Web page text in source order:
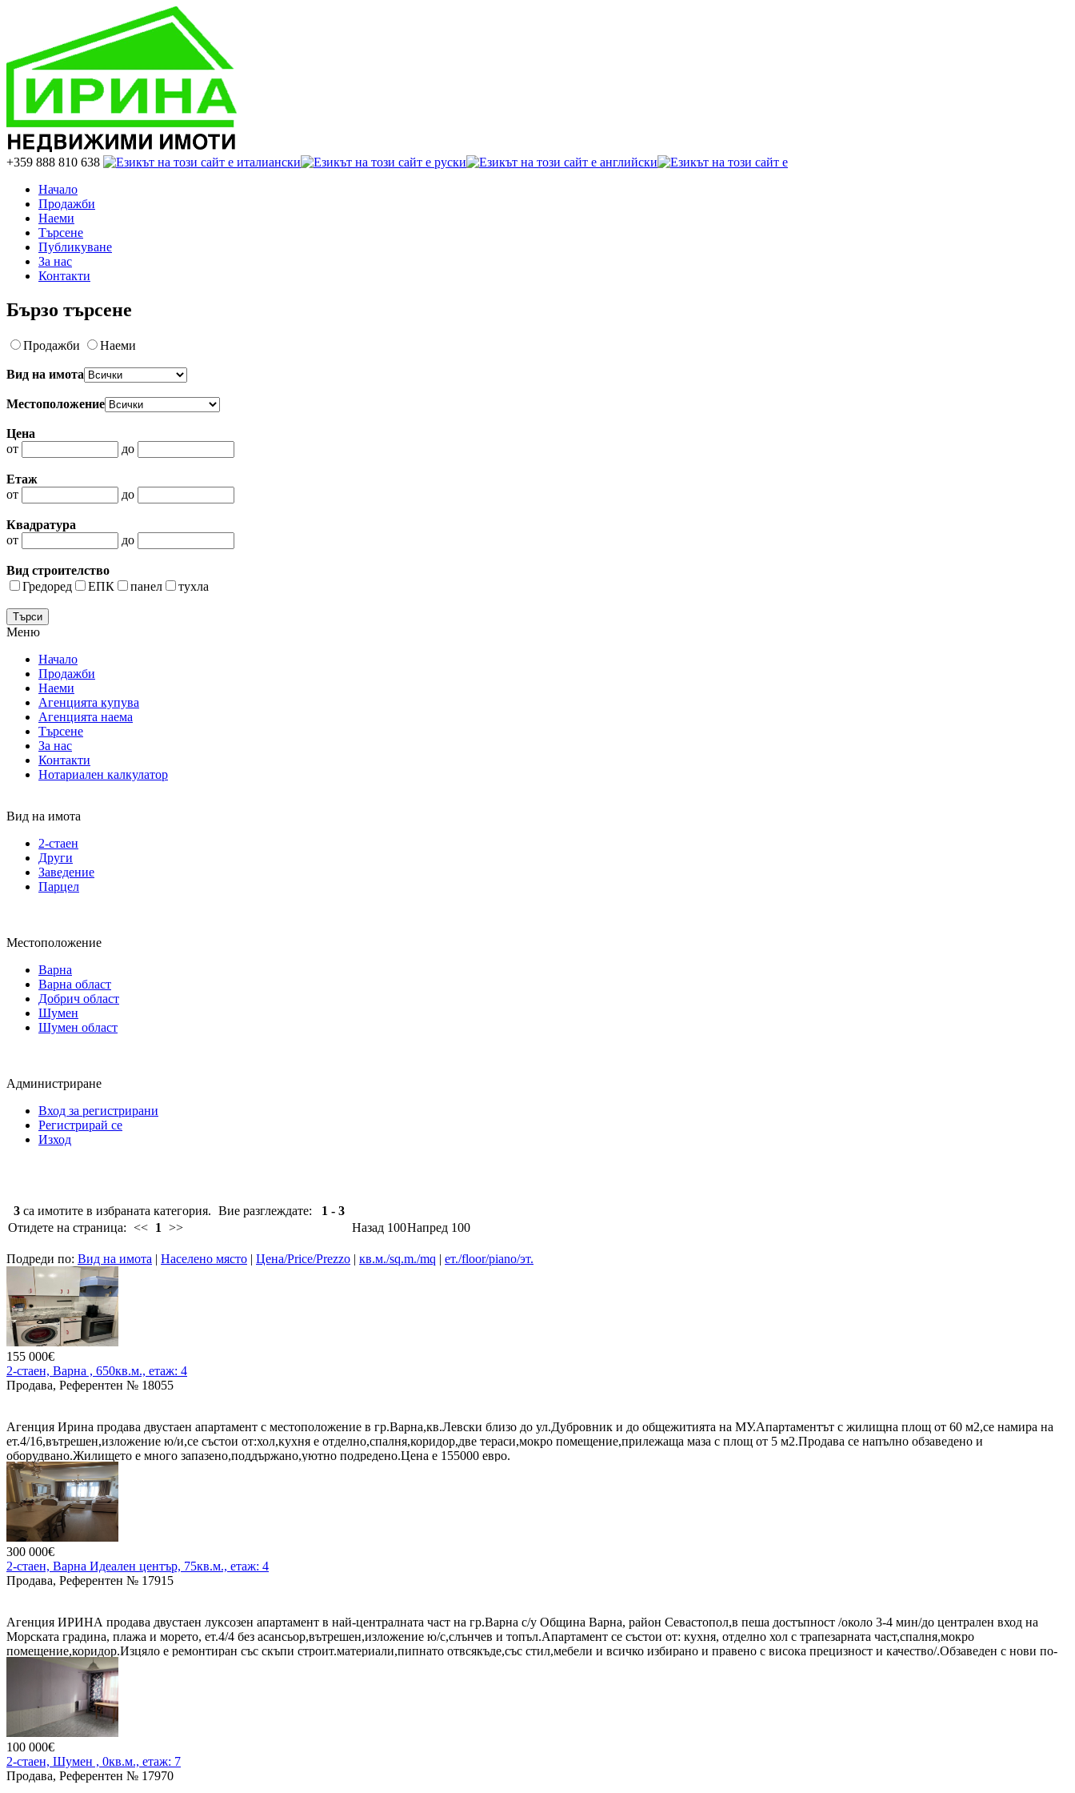
+359 888 810 638
Начало
Продажби
Наеми
Търсене
Публикуване
За нас
Контакти
Бързо търсене
Продажби Наеми
Вид на имота
Местоположение
Цена
от
до
Етаж
от
до
Квадратура
от
до
Вид строителство
Гредоред
ЕПК панел тухла
Меню
Начало
Продажби
Наеми
Агенцията купува
Агенцията наема
Търсене
За нас
Контакти
Нотариален калкулатор
Вид на имота
2-стаен
Други
Заведение
Парцел
Местоположение
Варна
Варна област
Добрич област
Шумен
Шумен област
Администриране
Вход за регистрирани
Регистрирай се
Изход
3 са имотите в избраната категория. Вие разглеждате:
1 - 3
Отидете на страница: << 1 >> Назад 100Напред 100
Подреди по: Вид на имота | Населено място | Цена/Price/Prezzo | кв.м./sq.m./mq | ет./floor/piano/эт.
155 000€
2-стаен, Варна , 650кв.м., етаж: 4
Продава, Референтен № 18055
Агенция Ирина продава двустаен апартамент с местоположение в гр.Варна,кв.Левски близо до ул.Дубровник и до общежитията на МУ.Апартаментът с жилищна площ от 60 м2,се намира на
ет.4/16,вътрешен,изложение ю/и,се състои от:хол,кухня е отделно,спалня,коридор,две тераси,мокро помещение,прилежаща маза с площ от 5 м2.Продава се напълно обзаведено и
оборудвано.Жилището е много запазено,поддържано,уютно подредено.Цена е 155000 евро.
300 000€
2-стаен, Варна Идеален център, 75кв.м., етаж: 4
Продава, Референтен № 17915
Агенция ИРИНА продава двустаен луксозен апартамент в най-централната част на гр.Варна с/у Община Варна, район Севастопол,в пеша достъпност /около 3-4 мин/до централен вход на
Морската градина, плажа и морето, ет.4/4 без асансьор,вътрешен,изложение ю/с,слънчев и топъл.Апартамент се състои от: кухня, отделно хол с трапезарната част,спалня,мокро
помещение,коридор.Изцяло е ремонтиран със скъпи строит.материали,пипнато отвсякъде,със стил,мебели и всичко избирано и правено с висока прецизност и качество/.Обзаведен с нови по-
поръчка дизайнерски и италиански мебели и оборудван с нови ел.уреди/.Цената е 300000 евро .
100 000€
2-стаен, Шумен , 0кв.м., етаж: 7
Продава, Референтен № 17970